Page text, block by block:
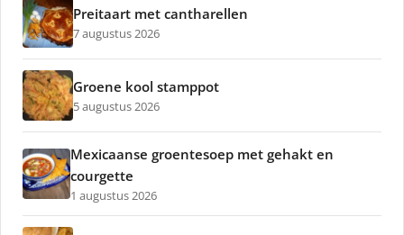
Preitaart met cantharellen
7 augustus 2026
Groene kool stamppot
5 augustus 2026
Mexicaanse groentesoep met gehakt en
courgette
1 augustus 2026